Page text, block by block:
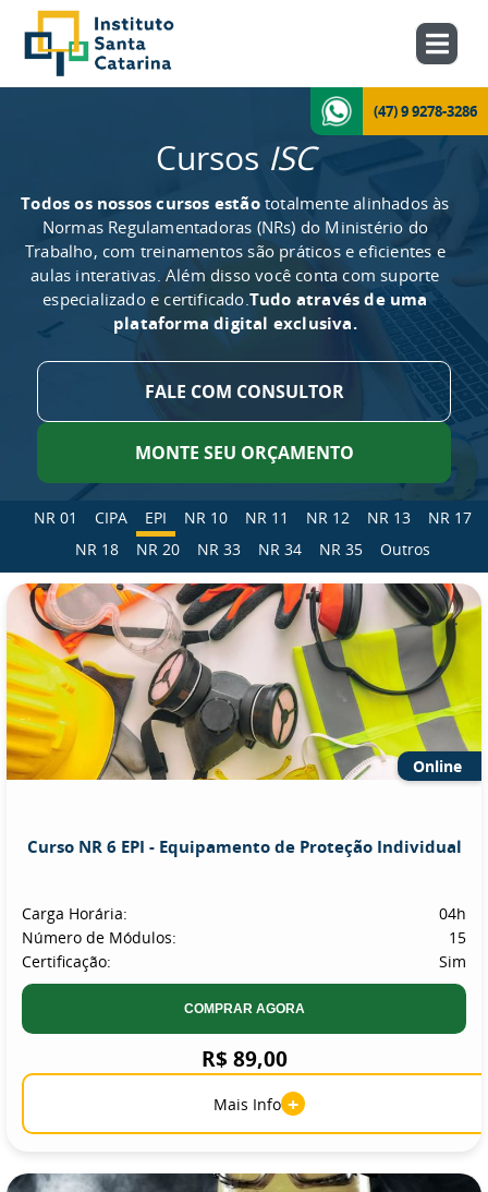
(47) 9 9278-3286
Cursos ISC
Todos os nossos cursos estãototalmente alinhados às
Normas Regulamentadoras (NRs) do Ministério do
Trabalho, com treinamentos são práticos e eficientes e
aulas interativas. Além disso você conta com suporte
especializado e certificado.Tudo através de uma
plataforma digital exclusiva.
FALE COM CONSULTOR
MONTE SEU ORÇAMENTO
NR 01 CIPA EPI NR 10 NR 11 NR 12 NR 13
NR 17
NR 18
NR 20 NR 33 NR 34 NR 35 Outros
Online
Curso NR 6 EPI - Equipamento de Proteção Individual
Carga Horária:
04h
Número de Módulos:
15
Certificação:
Sim
COMPRAR AGORA
R$ 89,00
Mais Info +